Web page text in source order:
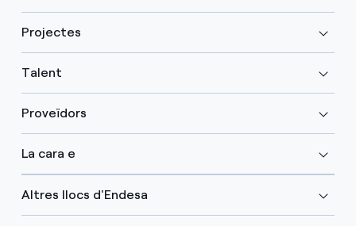
Projectes
Talent
Proveïdors
La cara e
Altres llocs d'Endesa